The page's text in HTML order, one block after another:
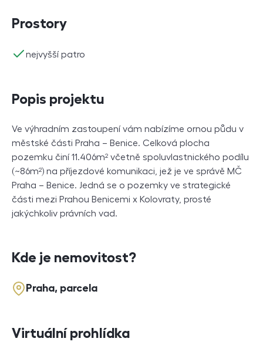
Prostory
nejvyšší patro
ano
Popis projektu
Ve výhradním zastoupení vám nabízíme ornou půdu v
městské části Praha – Benice. Celková plocha
pozemku činí 11.406m² včetně spoluvlastnického podílu
(~86m²) na příjezdové komunikaci, jež je ve správě MČ
Praha – Benice. Jedná se o pozemky ve strategické
části mezi Prahou Benicemi x Kolovraty, prosté
jakýchkoliv právních vad.
Kde je nemovitost?
Praha, parcela
Virtuální prohlídka